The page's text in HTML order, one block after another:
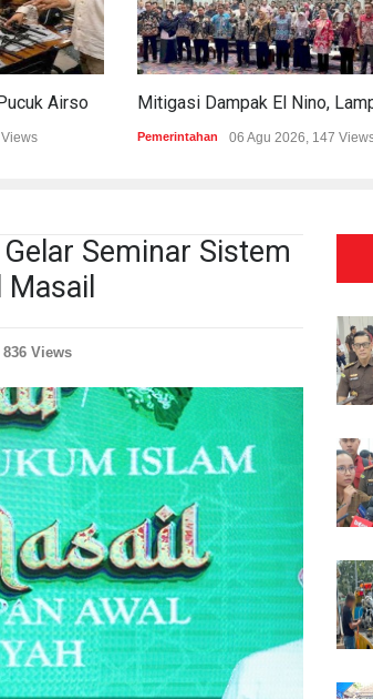
Pemerintahan 06 Agu 2026, 147
Seminar Sistem
836 Views